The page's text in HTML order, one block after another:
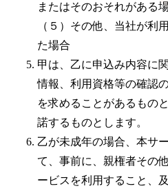
またはそのおそれがある
（５）その他、当社が利
た場合
甲は、乙に申込み内容に
情報、利用資格等の確認
を求めることがあるもの
諾するものとします。
乙が未成年の場合、本サ
て、事前に、親権者その
ービスを利用すること、